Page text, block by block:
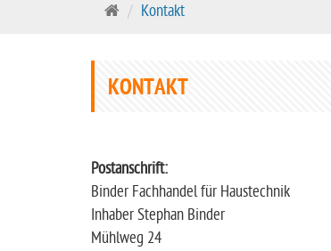
S
r
i
t
e
Kontakt
KONTAKT
Postanschrift:
Binder Fachhandel für Haustechnik
Inhaber Stephan Binder
Mühlweg 24